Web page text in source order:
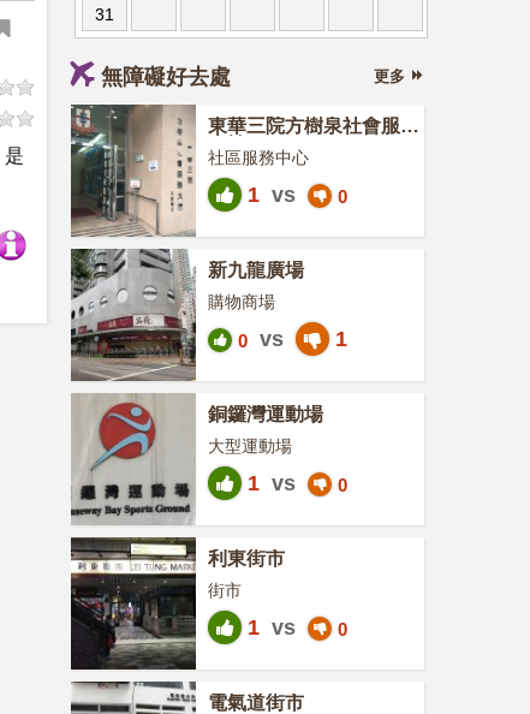
是
31
無障礙好去處 更多
東華三院方樹泉社會服務
大樓
社區服務中心
1 vs 0
新九龍廣場
購物商場
0 vs 1
銅鑼灣運動場
大型運動場
1 vs 0
利東街市
街市
1 vs 0
電氣道街市